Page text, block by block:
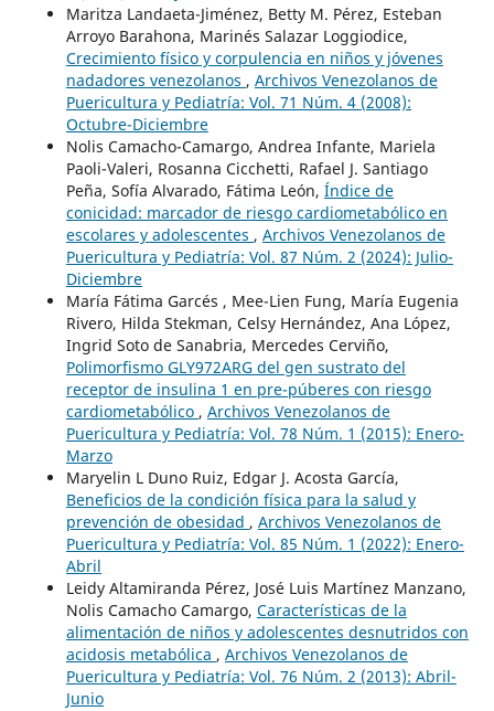
Maritza Landaeta-Jiménez, Betty M. Pérez, Esteban
Arroyo Barahona, Marinés Salazar Loggiodice,
Crecimiento físico y corpulencia en niños y jóvenes
nadadores venezolanos , Archivos Venezolanos de
Puericultura y Pediatría: Vol. 71 Núm. 4 (2008):
Octubre-Diciembre
Nolis Camacho-Camargo, Andrea Infante, Mariela
Paoli-Valeri, Rosanna Cicchetti, Rafael J. Santiago
Peña, Sofía Alvarado, Fátima León, Índice de
conicidad: marcador de riesgo cardiometabólico en
escolares y adolescentes , Archivos Venezolanos de
Puericultura y Pediatría: Vol. 87 Núm. 2 (2024): Julio-
Diciembre
María Fátima Garcés , Mee-Lien Fung, María Eugenia
Rivero, Hilda Stekman, Celsy Hernández, Ana López,
Ingrid Soto de Sanabria, Mercedes Cerviño,
Polimorfismo GLY972ARG del gen sustrato del
receptor de insulina 1 en pre-púberes con riesgo
cardiometabólico , Archivos Venezolanos de
Puericultura y Pediatría: Vol. 78 Núm. 1 (2015): Enero-
Marzo
Maryelin L Duno Ruiz, Edgar J. Acosta García,
Beneficios de la condición física para la salud y
prevención de obesidad , Archivos Venezolanos de
Puericultura y Pediatría: Vol. 85 Núm. 1 (2022): Enero-
Abril
Leidy Altamiranda Pérez, José Luis Martínez Manzano,
Nolis Camacho Camargo, Características de la
alimentación de niños y adolescentes desnutridos con
acidosis metabólica , Archivos Venezolanos de
Puericultura y Pediatría: Vol. 76 Núm. 2 (2013): Abril-
Junio